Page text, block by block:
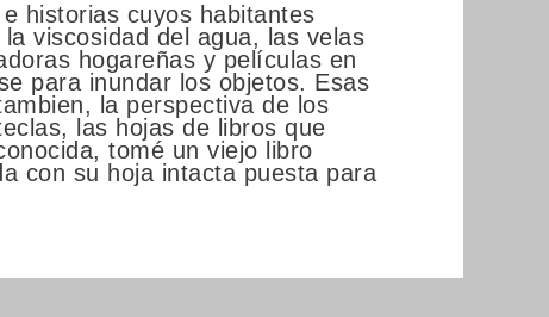
historias cuyos habitantes
viscosidad del agua, las velas
hogareñas y películas en
para inundar los objetos. Esas
la perspectiva de los
las hojas de libros que
tomé un viejo libro
con su hoja intacta puesta para